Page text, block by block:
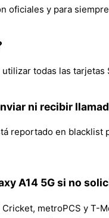
oficiales y para
todas las tarjetas
ni recibir
reportado en
A14 5G si no
Cricket, metroPCS y